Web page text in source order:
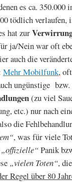
es ca.
tödlich
hat zur
ja/Nein war oft
auch die
Mehr Mobilfunk,
ungünstige
(zu viel
etc.) nur nach
die
, was für viele
„offizielle“Panik
„vielen Toten“,
Regel über 80